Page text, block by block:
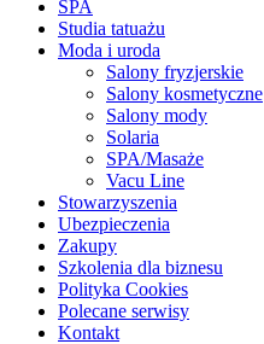
SPA
Studia tatuażu
Moda i uroda
Salony fryzjerskie
Salony kosmetyczne
Salony mody
Solaria
SPA/Masaże
Vacu Line
Stowarzyszenia
Ubezpieczenia
Zakupy
Szkolenia dla biznesu
Polityka Cookies
Polecane serwisy
Kontakt